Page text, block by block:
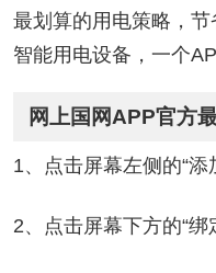
最划算的用电策略，节
智能用电设备，一个
网上国网APP官方
1、点击屏幕左侧的“添
2、点击屏幕下方的“绑